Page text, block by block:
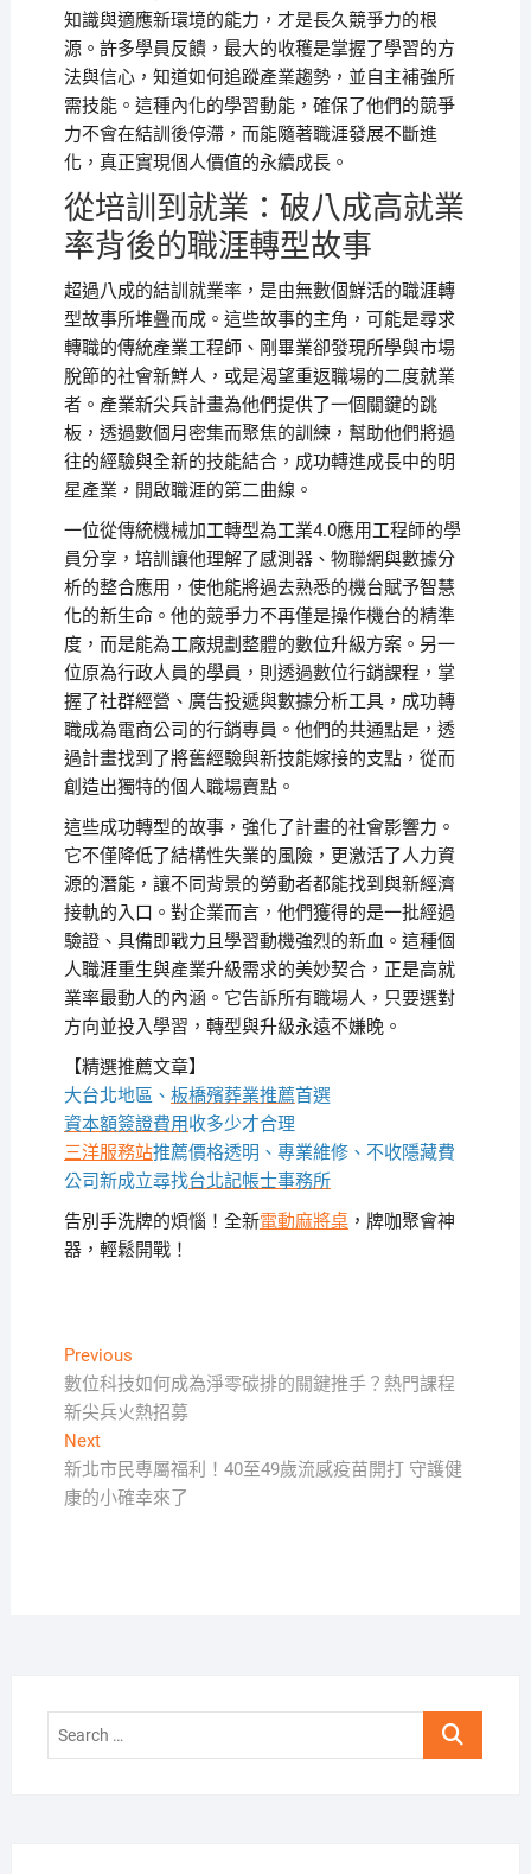
知識與適應新環境的能力，才是長久競爭力的根
源。許多學員反饋，最大的收穫是掌握了學習的方
法與信心，知道如何追蹤產業趨勢，並自主補強所
需技能。這種內化的學習動能，確保了他們的競爭
力不會在結訓後停滯，而能隨著職涯發展不斷進
化，真正實現個人價值的永續成長。
從培訓到就業：破八成高就業
率背後的職涯轉型故事
超過八成的結訓就業率，是由無數個鮮活的職涯轉
型故事所堆疊而成。這些故事的主角，可能是尋求
轉職的傳統產業工程師、剛畢業卻發現所學與市場
脫節的社會新鮮人，或是渴望重返職場的二度就業
者。產業新尖兵計畫為他們提供了一個關鍵的跳
板，透過數個月密集而聚焦的訓練，幫助他們將過
往的經驗與全新的技能結合，成功轉進成長中的明
星產業，開啟職涯的第二曲線。
一位從傳統機械加工轉型為工業4.0應用工程師的學
員分享，培訓讓他理解了感測器、物聯網與數據分
析的整合應用，使他能將過去熟悉的機台賦予智慧
化的新生命。他的競爭力不再僅是操作機台的精準
度，而是能為工廠規劃整體的數位升級方案。另一
位原為行政人員的學員，則透過數位行銷課程，掌
握了社群經營、廣告投遞與數據分析工具，成功轉
職成為電商公司的行銷專員。他們的共通點是，透
過計畫找到了將舊經驗與新技能嫁接的支點，從而
創造出獨特的個人職場賣點。
這些成功轉型的故事，強化了計畫的社會影響力。
它不僅降低了結構性失業的風險，更激活了人力資
源的潛能，讓不同背景的勞動者都能找到與新經濟
接軌的入口。對企業而言，他們獲得的是一批經過
驗證、具備即戰力且學習動機強烈的新血。這種個
人職涯重生與產業升級需求的美妙契合，正是高就
業率最動人的內涵。它告訴所有職場人，只要選對
方向並投入學習，轉型與升級永遠不嫌晚。
【精選推薦文章】
大台北地區、 板橋殯葬業推薦首選
資本額簽證費用收多少才合理
三洋服務站推薦價格透明、專業維修、不收隱藏費
公司新成立尋找台北記帳士事務所
告別手洗牌的煩惱！全新電動麻將桌，牌咖聚會神
器，輕鬆開戰！
文
章
導
覽
PreviousPrevious
post:
數位科技如何成為淨零碳排的關鍵推手？熱門課程
新尖兵火熱招募
NextNext
post:
新北市民專屬福利！40至49歲流感疫苗開打 守護健
康的小確幸來了
Search